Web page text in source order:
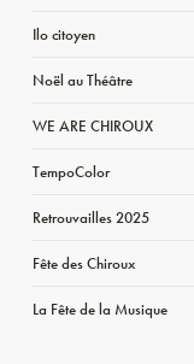
Ilo citoyen
Noël au Théâtre
WE ARE CHIROUX
TempoColor
Retrouvailles 2025
Fête des Chiroux
La Fête de la Musique